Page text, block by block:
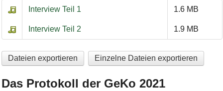
Der Präsident zu Gast in der Basilisk Morgenshow
Interview Teil 1 1.6 MB
Interview Teil 2 1.9 MB
Dateien exportieren Einzelne Dateien exportieren
Das Protokoll der GeKo 2021